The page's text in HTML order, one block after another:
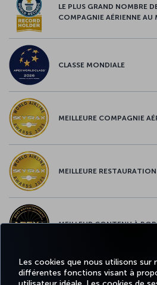
Les cookies que nous utilisons sur
différentes fonctions visant à
LE PLUS GRAND NOMBRE
COMPAGNIE AÉRIENNE AU
CLASSE MONDIALE
MEILLEURE COMPAGNIE
MEILLEURE
MEILLEUR CONTENU À
MEILLEUR WI-FI EN EUROPE